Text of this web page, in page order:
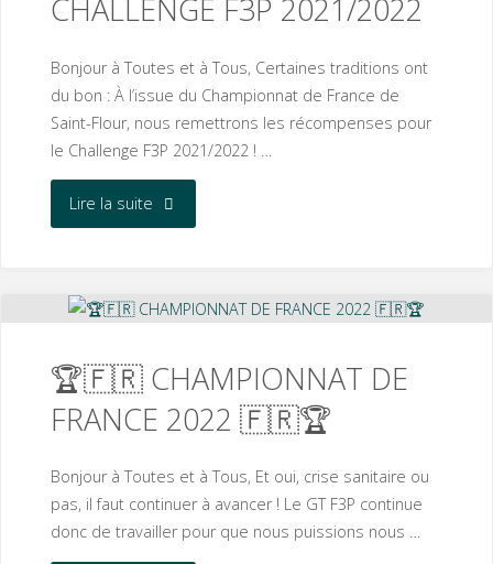
2023"
CHALLENGE F3P 2021/2022
Bonjour à Toutes et à Tous, Certaines traditions ont
du bon : À l’issue du Championnat de France de
Saint-Flour, nous remettrons les récompenses pour
le Challenge F3P 2021/2022 ! …
Lire la suite"CHALLENGE
🏆🇫🇷 CHAMPIONNAT DE
FRANCE 2022 🇫🇷🏆
Bonjour à Toutes et à Tous, Et oui, crise sanitaire ou
pas, il faut continuer à avancer ! Le GT F3P continue
donc de travailler pour que nous puissions nous …